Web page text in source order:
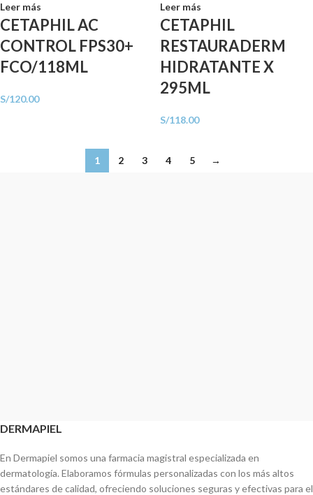
Leer más
CETAPHIL AC
CONTROL FPS30+
FCO/118ML
S/120.00
Leer más
CETAPHIL
RESTAURADERM
HIDRATANTE X
295ML
S/118.00
1 2 3 4 5 →
DERMAPIEL
En Dermapiel somos una farmacia magistral especializada en
dermatología. Elaboramos fórmulas personalizadas con los más altos
estándares de calidad, ofreciendo soluciones seguras y efectivas para el